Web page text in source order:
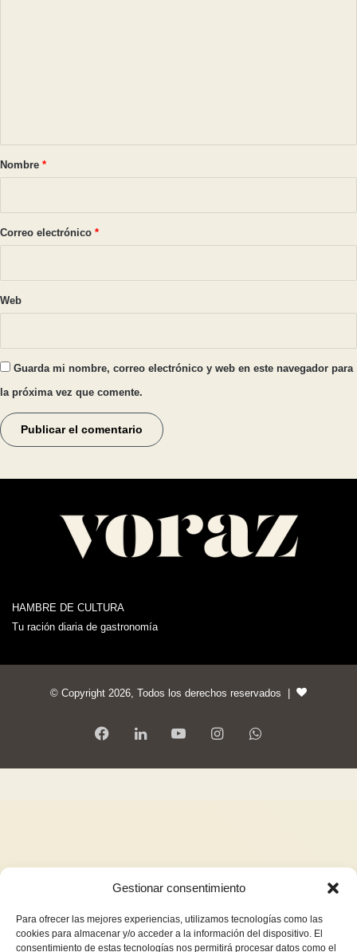
Gestionar consentimiento
Para ofrecer las mejores experiencias, utilizamos tecnologías como las
cookies para almacenar y/o acceder a la información del dispositivo. El
consentimiento de estas tecnologías nos permitirá procesar datos como el
r
*
Nombre *
Correo electrónico *
Web
Guarda mi nombre, correo electrónico y web en este navegador para
la próxima vez que comente.
HAMBRE DE CULTURA
Tu ración diaria de gastronomía
© Copyright 2026, Todos los derechos reservados |